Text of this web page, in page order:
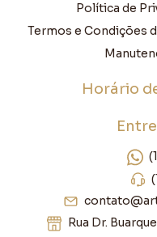
Política de
Termos e Condições
Horário
Rua Dr.